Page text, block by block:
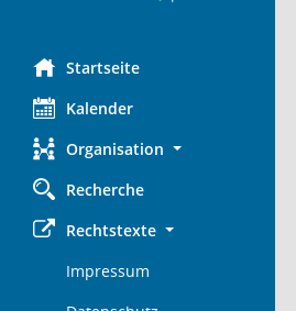
Startseite
Kalender
Organisation
Recherche
Rechtstexte
Impressum